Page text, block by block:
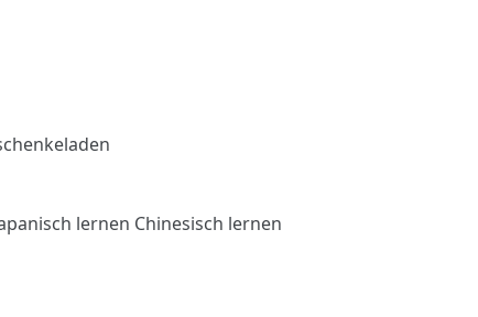
lernen Chinesisch lernen